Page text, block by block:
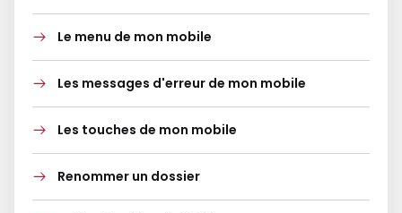
Le menu de mon mobile
Les messages d'erreur de mon mobile
Les touches de mon mobile
Renommer un dossier